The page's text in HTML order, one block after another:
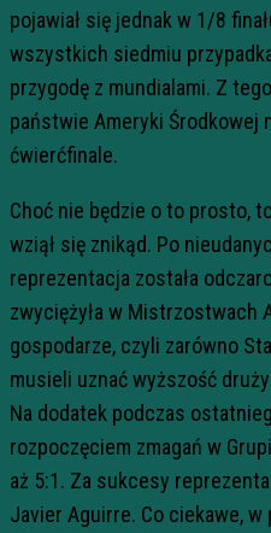
pojawiał się jednak w 1/8
wszystkich siedmiu
przygodę z mundialami. Z
państwie Ameryki Środkowej
ćwierćfinale.
Choć nie będzie o to prosto,
wziął się znikąd. Po
reprezentacja została
zwyciężyła w Mistrzostwach
gospodarze, czyli zarówno
musieli uznać wyższość
Na dodatek podczas
rozpoczęciem zmagań w
aż 5:1. Za sukcesy
Javier Aguirre. Co ciekawe,